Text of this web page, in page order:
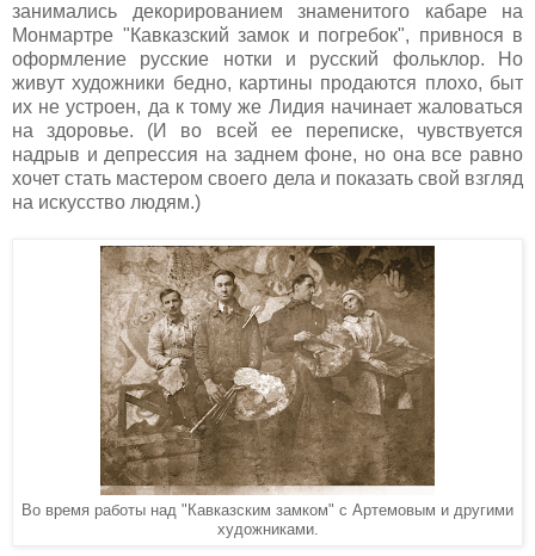
занимались декорированием знаменитого кабаре на
Монмартре "Кавказский замок и погребок", привнося в
оформление русские нотки и русский фольклор. Но
живут художники бедно, картины продаются плохо, быт
их не устроен, да к тому же Лидия начинает жаловаться
на здоровье. (И во всей ее переписке, чувствуется
надрыв и депрессия на заднем фоне, но она все равно
хочет стать мастером своего дела и показать свой взгляд
на искусство людям.)
Во время работы над "Кавказским замком" с Артемовым и другими
художниками.